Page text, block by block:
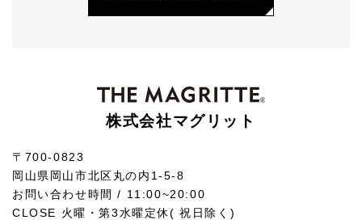
株式会社マグリット
〒700-0823
岡山県岡山市北区丸の内1-5-8
お問い合わせ時間 / 11:00~20:00
CLOSE 火曜・第3水曜定休( 祝日除く)